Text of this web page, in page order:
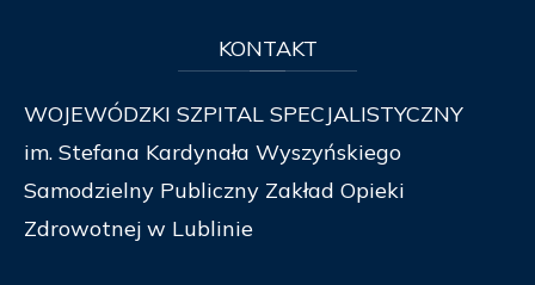
KONTAKT
WOJEWÓDZKI SZPITAL SPECJALISTYCZNY
im. Stefana Kardynała Wyszyńskiego
Samodzielny Publiczny Zakład Opieki
Zdrowotnej w Lublinie